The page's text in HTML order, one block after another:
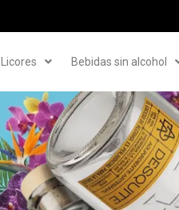
Licores Bebidas sin alcohol